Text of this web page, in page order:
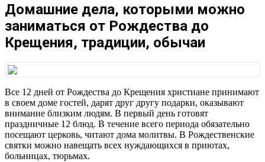
Домашние дела, которыми можно
заниматься от Рождества до
Крещения, традиции, обычаи
Все 12 дней от Рождества до Крещения христиане принимают
в своем доме гостей, дарят друг другу подарки, оказывают
внимание близким людям. В первый день готовят
праздничные 12 блюд. В течение всего периода обязательно
посещают церковь, читают дома молитвы. В Рождественские
святки можно навещать всех нуждающихся в приютах,
больницах, тюрьмах.